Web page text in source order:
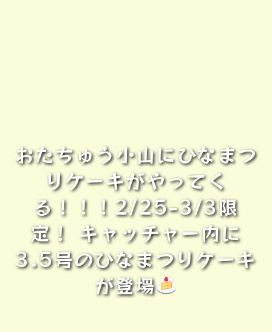
おたちゅう小山にひなまつ
りケーキがやってく
る！！！2/25-3/3限
定！ キャッチャー内に
3.5号のひなまつりケーキ
が登場